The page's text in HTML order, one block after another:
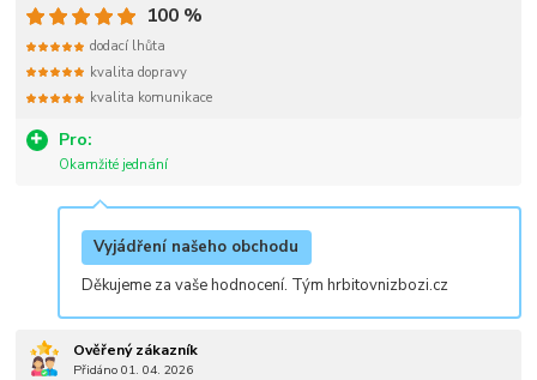
Pro:
Okamžité jednání
100 %
dodací lhůta
kvalita dopravy
kvalita komunikace
Vyjádření našeho obchodu
Děkujeme za vaše hodnocení. Tým hrbitovnizbozi.cz
Ověřený zákazník
Přidáno 01. 04. 2026